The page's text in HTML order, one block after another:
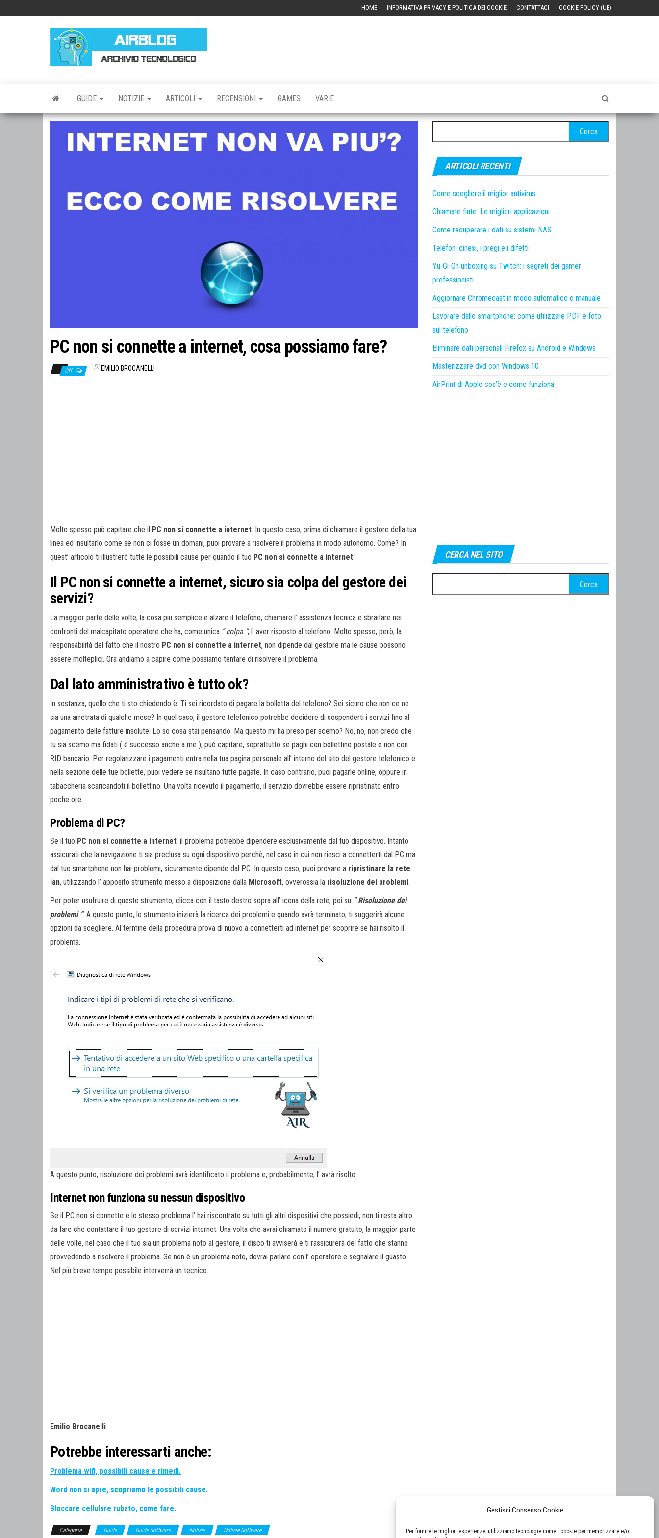
Gestisci Consenso Cookie
Per fornire le migliori esperienze, utilizziamo tecnologie come i cookie per memorizzare e/o
HOME INFORMATIVA PRIVACY E POLITICA DEI COOKIE CONTATTACI COOKIE POLICY (UE)
GUIDE NOTIZIE ARTICOLI RECENSIONI GAMES VARIE
PC non si connette a internet, cosa possiamo fare?
Off Di EMILIO BROCANELLI
Molto spesso può capitare che il PC non si connette a internet. In questo caso, prima di chiamare il gestore della tua
linea ed insultarlo come se non ci fosse un domani, puoi provare a risolvere il problema in modo autonomo. Come? In
quest’ articolo ti illustrerò tutte le possibili cause per quando il tuo PC non si connette a internet.
Il PC non si connette a internet, sicuro sia colpa del gestore dei
servizi?
La maggior parte delle volte, la cosa più semplice è alzare il telefono, chiamare l’ assistenza tecnica e sbraitare nei
confronti del malcapitato operatore che ha, come unica ” colpa “, l’ aver risposto al telefono. Molto spesso, però, la
responsabilità del fatto che il nostro PC non si connette a internet, non dipende dal gestore ma le cause possono
essere molteplici. Ora andiamo a capire come possiamo tentare di risolvere il problema.
Dal lato amministrativo è tutto ok?
In sostanza, quello che ti sto chiedendo è: Ti sei ricordato di pagare la bolletta del telefono? Sei sicuro che non ce ne
sia una arretrata di qualche mese? In quel caso, il gestore telefonico potrebbe decidere di sospenderti i servizi fino al
pagamento delle fatture insolute. Lo so cosa stai pensando. Ma questo mi ha preso per scemo? No, no, non credo che
tu sia scemo ma fidati ( è successo anche a me ), può capitare, soprattutto se paghi con bollettino postale e non con
RID bancario. Per regolarizzare i pagamenti entra nella tua pagina personale all’ interno del sito del gestore telefonico e
nella sezione delle tue bollette, puoi vedere se risultano tutte pagate. In caso contrario, puoi pagarle online, oppure in
tabaccheria scaricandoti il bollettino. Una volta ricevuto il pagamento, il servizio dovrebbe essere ripristinato entro
poche ore.
Problema di PC?
Se il tuo PC non si connette a internet, il problema potrebbe dipendere esclusivamente dal tuo dispositivo. Intanto
assicurati che la navigazione ti sia preclusa su ogni dispositivo perchè, nel caso in cui non riesci a connetterti dal PC ma
dal tuo smartphone non hai problemi, sicuramente dipende dal PC. In questo caso, puoi provare a ripristinare la rete
lan, utilizzando l’ apposito strumento messo a disposizione dalla Microsoft, ovverossia la risoluzione dei problemi.
Per poter usufruire di questo strumento, clicca con il tasto destro sopra all’ icona della rete, poi su ” Risoluzione dei
problemi “. A questo punto, lo strumento inizierà la ricerca dei problemi e quando avrà terminato, ti suggerirà alcune
opzioni da scegliere. Al termine della procedura prova di nuovo a connetterti ad internet per scoprire se hai risolto il
problema.
A questo punto, risoluzione dei problemi avrà identificato il problema e, probabilmente, l’ avrà risolto.
Internet non funziona su nessun dispositivo
Se il PC non si connette e lo stesso problema l’ hai riscontrato su tutti gli altri dispositivi che possiedi, non ti resta altro
da fare che contattare il tuo gestore di servizi internet. Una volta che avrai chiamato il numero gratuito, la maggior parte
delle volte, nel caso che il tuo sia un problema noto al gestore, il disco ti avviserà e ti rassicurerà del fatto che stanno
provvedendo a risolvere il problema. Se non è un problema noto, dovrai parlare con l’ operatore e segnalare il guasto.
Nel più breve tempo possibile interverrà un tecnico.
Emilio Brocanelli
Potrebbe interessarti anche:
Problema wifi, possibili cause e rimedi.
Word non si apre, scopriamo le possibili cause.
Bloccare cellulare rubato, come fare.
Categoria Guide Guide Software Notizie Notizie Software
per:
ARTICOLI RECENTI
Come scegliere il miglior antivirus
Chiamate finte: Le migliori applicazioni
Come recuperare i dati su sistemi NAS
Telefoni cinesi, i pregi e i difetti
Yu-Gi-Oh unboxing su Twitch: i segreti dei gamer
professionisti
Aggiornare Chromecast in modo automatico o manuale
Lavorare dallo smartphone: come utilizzare PDF e foto
sul telefono
Eliminare dati personali Firefox su Android e Windows
Masterizzare dvd con Windows 10
AirPrint di Apple cos’è e come funziona
CERCA NEL SITO
per: